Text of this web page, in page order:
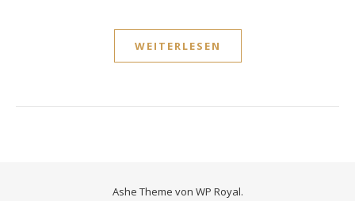
WEITERLESEN
Ashe Theme von WP Royal.